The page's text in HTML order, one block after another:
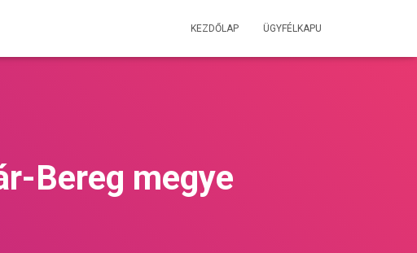
KEZDŐLAP ÜGYFÉLKAPU
Bereg megye